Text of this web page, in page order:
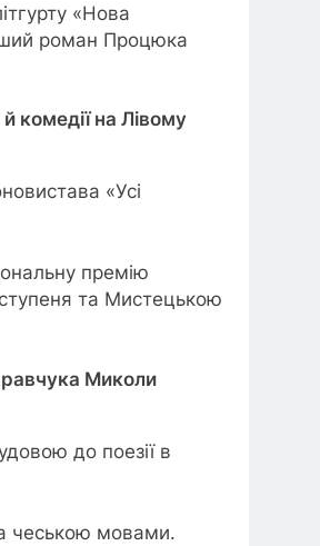
«Нова
роман Процюка
комедії на Лівому
«Усі
премію
та Мистецькою
Миколи
до поезії в
чеською мовами.